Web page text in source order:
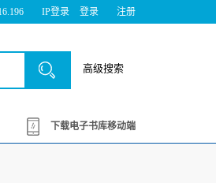
IP登录 登录 注册
高级搜索
下载电子书库移动端